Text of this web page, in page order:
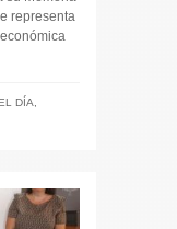
representa
DÍA